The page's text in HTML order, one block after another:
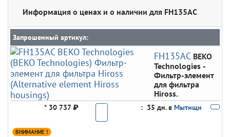
Информация о ценах и о наличии для FH135AC
Запрошенный артикул:
FH135AC BEKO
Technologies-
Фильтр-элемент
для фильтра
Hiross.
* 30 737 ₽ : 35 дн. в Мытищи
ВНИМАНИЕ !